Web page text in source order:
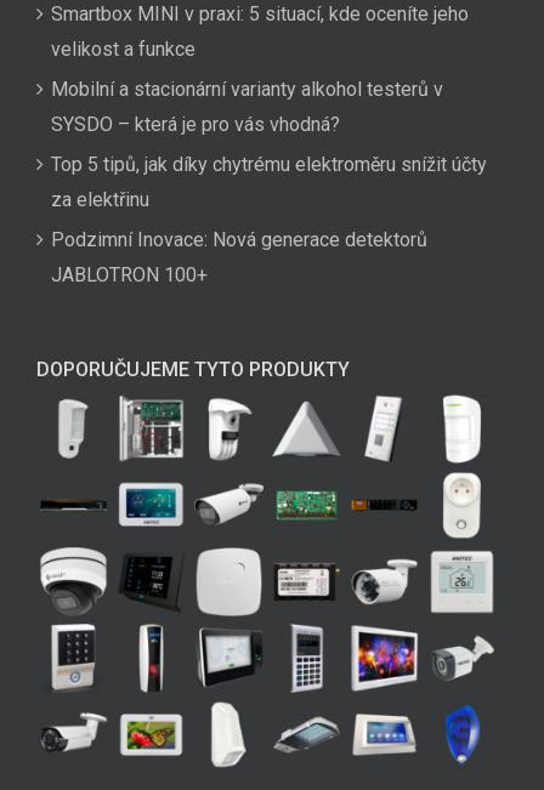
Smartbox MINI v praxi: 5 situací, kde oceníte jeho
velikost a funkce
Mobilní a stacionární varianty alkohol testerů v
SYSDO – která je pro vás vhodná?
Top 5 tipů, jak díky chytrému elektroměru snížit účty
za elektřinu
Podzimní Inovace: Nová generace detektorů
JABLOTRON 100+
DOPORUČUJEME TYTO PRODUKTY